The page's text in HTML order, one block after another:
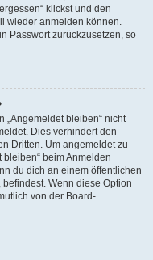
klickst und den
wieder anmelden können.
Passwort zurückzusetzen, so
„Angemeldet bleiben“ nicht
Dies verhindert den
Dritten. Um angemeldet zu
beim Anmelden
du dich an einem öffentlichen
Wenn diese Option
von der Board-